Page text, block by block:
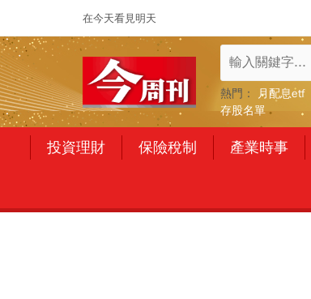
在今天看見明天
熱門： 月配息etf
存股名單
投資理財 保險稅制 產業時事